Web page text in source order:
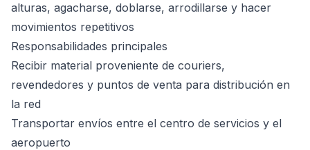
alturas, agacharse, doblarse, arrodillarse y hacer
movimientos repetitivos
Responsabilidades principales
Recibir material proveniente de couriers,
revendedores y puntos de venta para distribución en
la red
Transportar envíos entre el centro de servicios y el
aeropuerto